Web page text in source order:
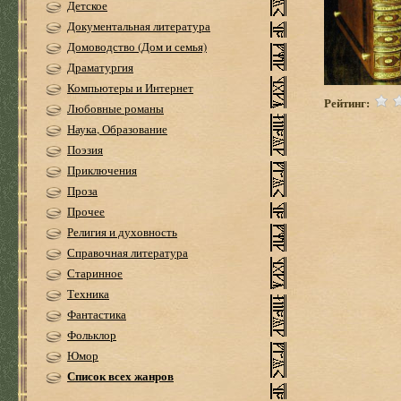
Детское
Документальная литература
Домоводство (Дом и семья)
Драматургия
Компьютеры и Интернет
Любовные романы
Наука, Образование
Поэзия
Приключения
Проза
Прочее
Религия и духовность
Справочная литература
Старинное
Техника
Фантастика
Фольклор
Юмор
Список всех жанров
Рейтинг: